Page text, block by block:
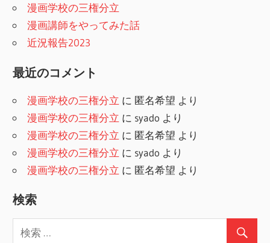
漫画学校の三権分立
漫画講師をやってみた話
近況報告2023
最近のコメント
漫画学校の三権分立 に 匿名希望 より
漫画学校の三権分立 に syado より
漫画学校の三権分立 に 匿名希望 より
漫画学校の三権分立 に syado より
漫画学校の三権分立 に 匿名希望 より
検索